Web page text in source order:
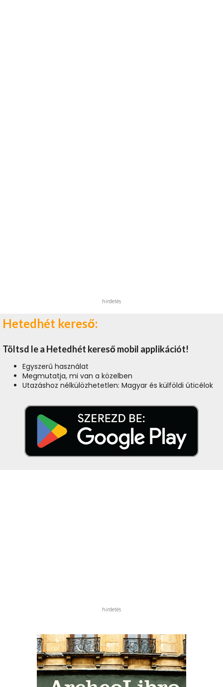
hirdetés
Hetedhét kereső:
Töltsd le a Hetedhét kereső mobil applikációt!
Egyszerű használat
Megmutatja, mi van a közelben
Utazáshoz nélkülözhetetlen: Magyar és külföldi úticélok
hirdetés